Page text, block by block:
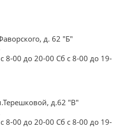
д. 62 "Б"
8-00 до 20-00 Сб с 8-00 до 19-
д.62 "В"
8-00 до 20-00 Сб с 8-00 до 19-